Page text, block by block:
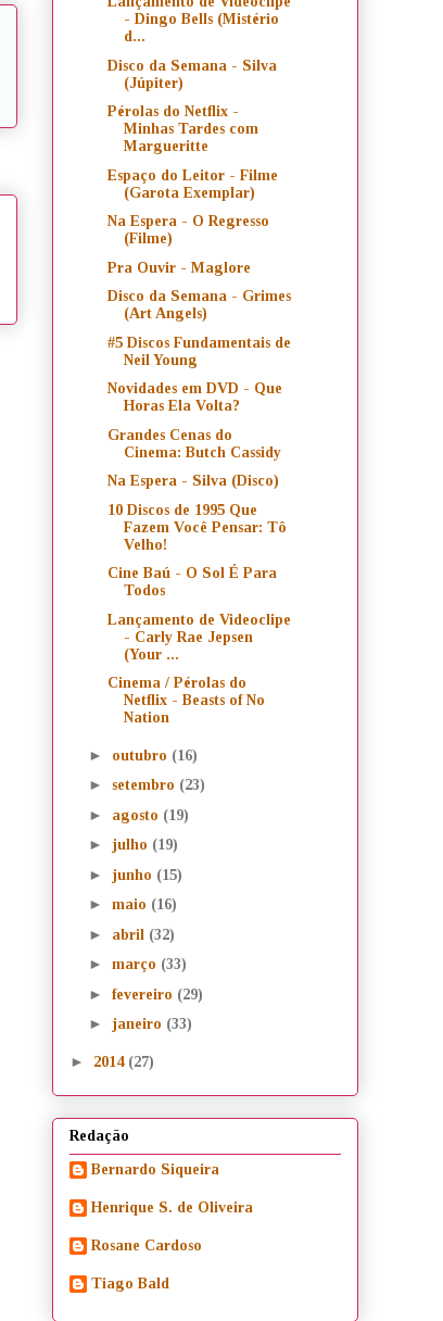
- Dingo Bells (Mistério
d...
Disco da Semana - Silva
(Júpiter)
Pérolas do Netflix -
Minhas Tardes com
Margueritte
Espaço do Leitor - Filme
(Garota Exemplar)
Na Espera - O Regresso
(Filme)
Pra Ouvir - Maglore
Disco da Semana - Grimes
(Art Angels)
#5 Discos Fundamentais de
Neil Young
Novidades em DVD - Que
Horas Ela Volta?
Grandes Cenas do
Cinema: Butch Cassidy
Na Espera - Silva (Disco)
10 Discos de 1995 Que
Fazem Você Pensar: Tô
Velho!
Cine Baú - O Sol É Para
Todos
Lançamento de Videoclipe
- Carly Rae Jepsen
(Your ...
Cinema / Pérolas do
Netflix - Beasts of No
Nation
► outubro (16)
► setembro (23)
► agosto (19)
► julho (19)
► junho (15)
► maio (16)
► abril (32)
► março (33)
► fevereiro (29)
► janeiro (33)
► 2014 (27)
Redação
Bernardo Siqueira
Henrique S. de Oliveira
Rosane Cardoso
Tiago Bald